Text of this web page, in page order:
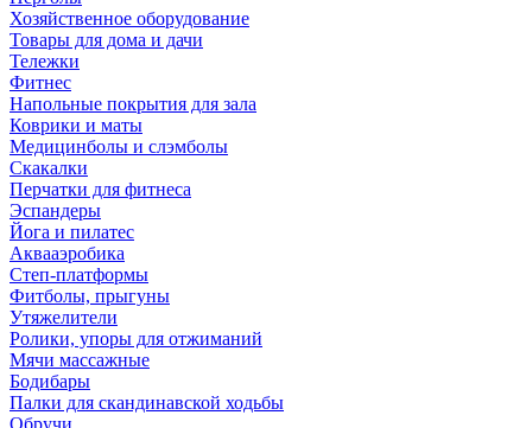
Хозяйственное оборудование
Товары для дома и дачи
Тележки
Фитнес
Напольные покрытия для зала
Коврики и маты
Медицинболы и слэмболы
Скакалки
Перчатки для фитнеса
Эспандеры
Йога и пилатес
Аквааэробика
Степ-платформы
Фитболы, прыгуны
Утяжелители
Ролики, упоры для отжиманий
Мячи массажные
Бодибары
Палки для скандинавской ходьбы
Обручи